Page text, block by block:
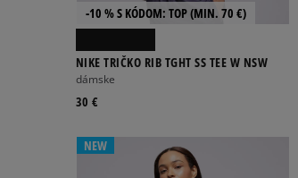
-10 % S KÓDOM: TOP (MIN. 70 €)
NIKE TRIČKO RIB TGHT SS TEE W NSW
dámske
30 €
NEW